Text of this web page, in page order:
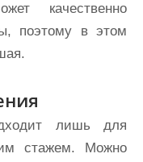
качественно
поэтому в этом
лишь для
стажем. Можно